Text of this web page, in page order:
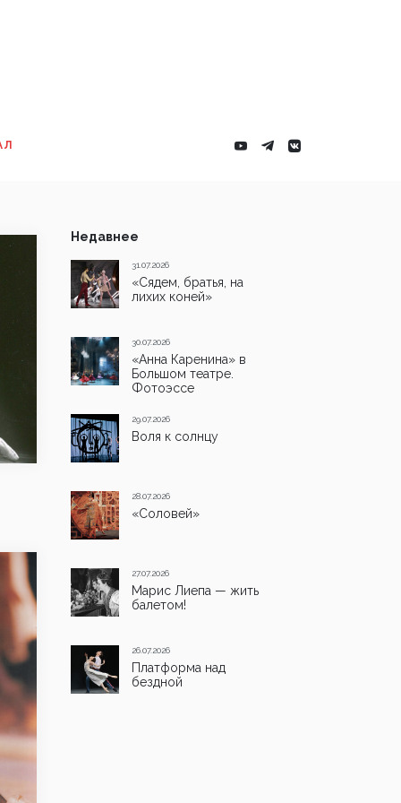
Недавнее
31.07.2026
«Сядем, братья, на
лихих коней»
30.07.2026
«Анна Каренина» в
Большом театре.
Фотоэссе
29.07.2026
Воля к солнцу
28.07.2026
«Соловей»
27.07.2026
Марис Лиепа — жить
балетом!
26.07.2026
Платформа над
бездной